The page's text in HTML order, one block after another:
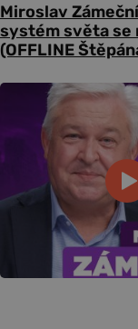
Miroslav
systém světa se
(OFFLINE